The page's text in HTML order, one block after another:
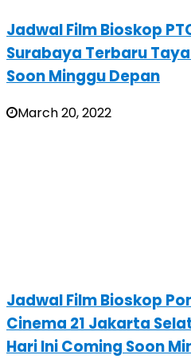
Jadwal Film Bioskop
Surabaya Terbaru
Soon Minggu Depan
March 20, 2022
Jadwal Film Bioskop
Cinema 21 Jakarta
Hari Ini Coming Soon